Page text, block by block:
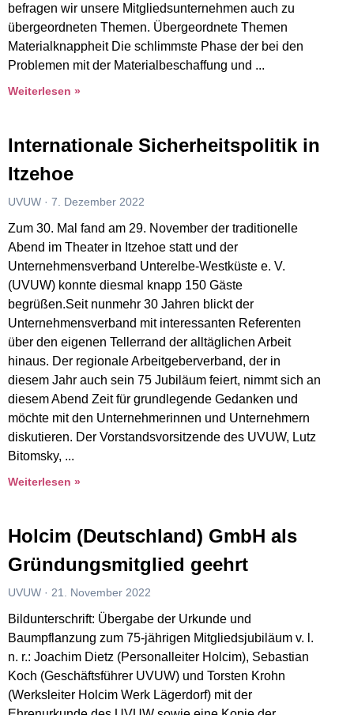
befragen wir unsere Mitgliedsunternehmen auch zu
übergeordneten Themen. Übergeordnete Themen
Materialknappheit Die schlimmste Phase der bei den
Problemen mit der Materialbeschaffung und
Weiterlesen »
Internationale Sicherheitspolitik in
Itzehoe
UVUW 7. Dezember 2022
Zum 30. Mal fand am 29. November der traditionelle
Abend im Theater in Itzehoe statt und der
Unternehmensverband Unterelbe-Westküste e. V.
(UVUW) konnte diesmal knapp 150 Gäste
begrüßen.Seit nunmehr 30 Jahren blickt der
Unternehmensverband mit interessanten Referenten
über den eigenen Tellerrand der alltäglichen Arbeit
hinaus. Der regionale Arbeitgeberverband, der in
diesem Jahr auch sein 75 Jubiläum feiert, nimmt sich an
diesem Abend Zeit für grundlegende Gedanken und
möchte mit den Unternehmerinnen und Unternehmern
diskutieren. Der Vorstandsvorsitzende des UVUW, Lutz
Bitomsky,
Weiterlesen »
Holcim (Deutschland) GmbH als
Gründungsmitglied geehrt
UVUW 21. November 2022
Bildunterschrift: Übergabe der Urkunde und
Baumpflanzung zum 75-jährigen Mitgliedsjubiläum v. l.
n. r.: Joachim Dietz (Personalleiter Holcim), Sebastian
Koch (Geschäftsführer UVUW) und Torsten Krohn
(Werksleiter Holcim Werk Lägerdorf) mit der